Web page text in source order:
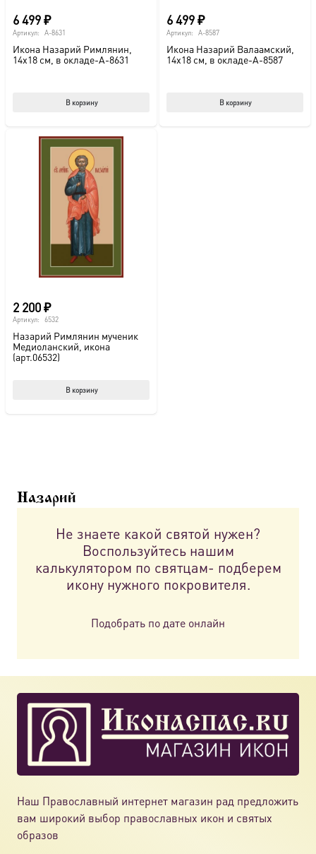
6 499₽
Артикул: A-8631
Икона Назарий Римлянин,
14х18 см, в окладе-A-8631
В корзину
6 499₽
Артикул: A-8587
Икона Назарий Валаамский,
14х18 см, в окладе-A-8587
В корзину
2 200₽
Артикул: 6532
Назарий Римлянин мученик
Медиоланский, икона
(арт.06532)
В корзину
Назарий
Не знаете какой святой нужен?
Воспользуйтесь нашим
калькулятором по святцам- подберем
икону нужного покровителя.
Подобрать по дате онлайн
Наш Православный интернет магазин рад предложить
вам широкий выбор православных икон и святых
образов